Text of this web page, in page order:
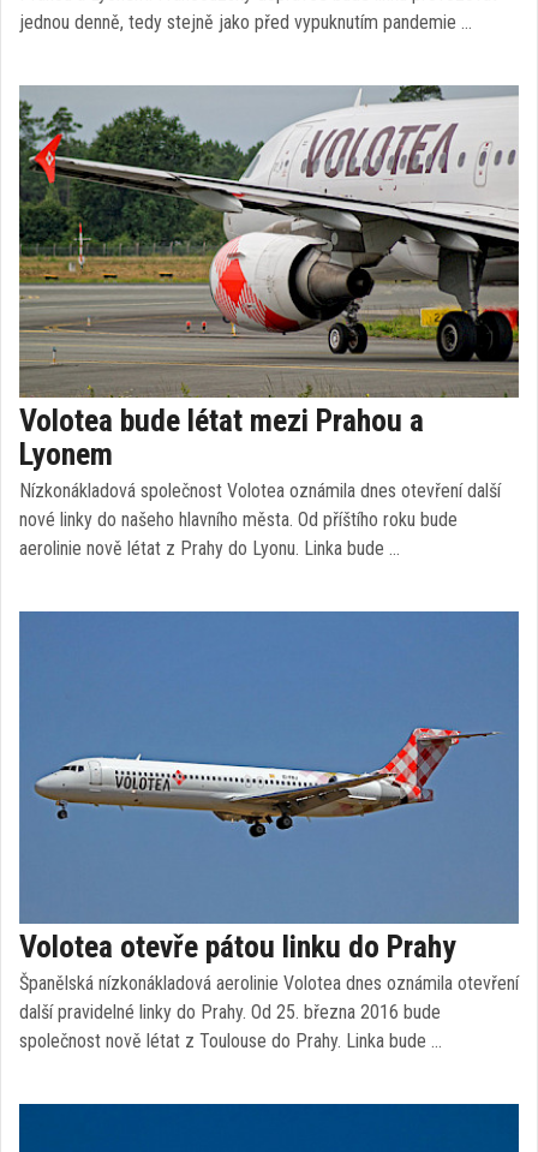
jednou denně, tedy stejně jako před vypuknutím pandemie …
Volotea bude létat mezi Prahou a
Lyonem
Nízkonákladová společnost Volotea oznámila dnes otevření další
nové linky do našeho hlavního města. Od příštího roku bude
aerolinie nově létat z Prahy do Lyonu. Linka bude …
Volotea otevře pátou linku do Prahy
Španělská nízkonákladová aerolinie Volotea dnes oznámila otevření
další pravidelné linky do Prahy. Od 25. března 2016 bude
společnost nově létat z Toulouse do Prahy. Linka bude …